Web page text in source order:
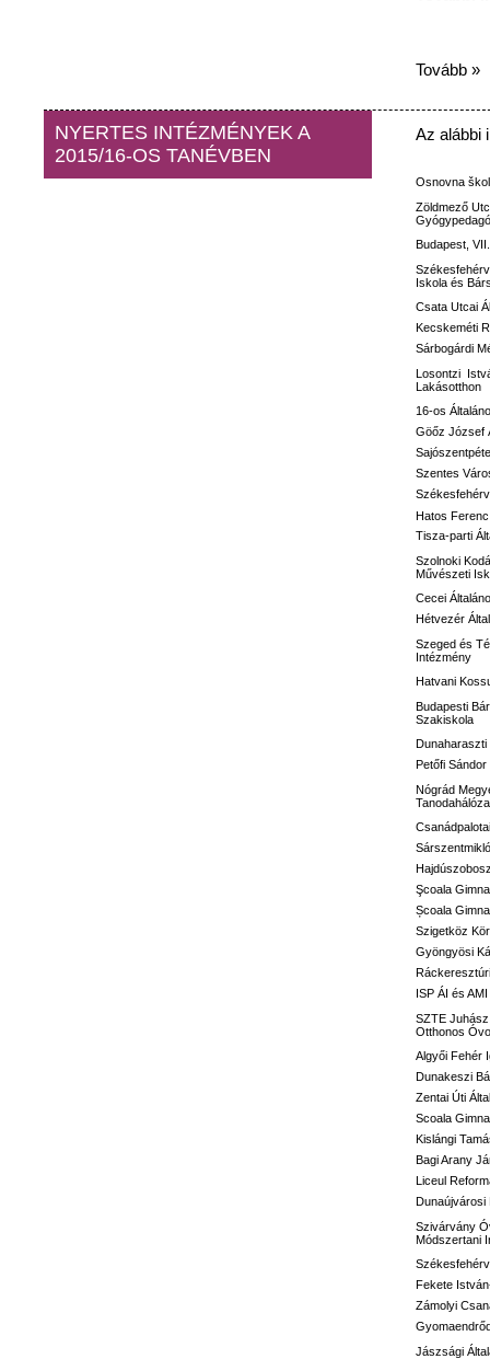
Tovább »
NYERTES INTÉZMÉNYEK A
2015/16-OS TANÉVBEN
Az alábbi
Osnovna
Zöldmező
Budapest,
Iskola és
Csata Utcai
Kecskeméti
Sárbogárdi
Losontzi
Lakásotthon
16-os
Göőz József
Szentes
Hatos
Tisza-parti
Szolnoki
Művészeti
Cecei
Hétvezér
Szeged és
Intézmény
Hatvani
Budapesti
Szakiskola
Dunaharaszti
Petőfi
Nógrád
Şcoala
Școala
Szigetköz
Gyöngyösi
ISP ÁI és
SZTE
Otthonos
Algyői Fehér
Dunakeszi
Zentai Úti
Scoala
Kislángi
Bagi Arany
Liceul
Dunaújvárosi
Szivárvány
Módszertani
Fekete
Zámolyi
Jászsági